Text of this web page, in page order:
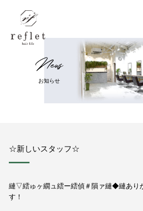
News
お知 らせ
ホーム
Staff
News
☆新しいスタッフ☆
縺▽繧ゅヶ繝ュ繧ー繧偵＃隕ァ縺◆縺あり
す！